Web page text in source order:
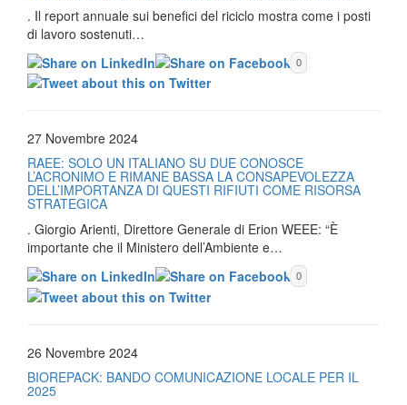
. Il report annuale sui benefici del riciclo mostra come i posti
di lavoro sostenuti…
0
27 Novembre 2024
RAEE: SOLO UN ITALIANO SU DUE CONOSCE
L’ACRONIMO E RIMANE BASSA LA CONSAPEVOLEZZA
DELL’IMPORTANZA DI QUESTI RIFIUTI COME RISORSA
STRATEGICA
. Giorgio Arienti, Direttore Generale di Erion WEEE: “È
importante che il Ministero dell’Ambiente e…
0
26 Novembre 2024
BIOREPACK: BANDO COMUNICAZIONE LOCALE PER IL
2025